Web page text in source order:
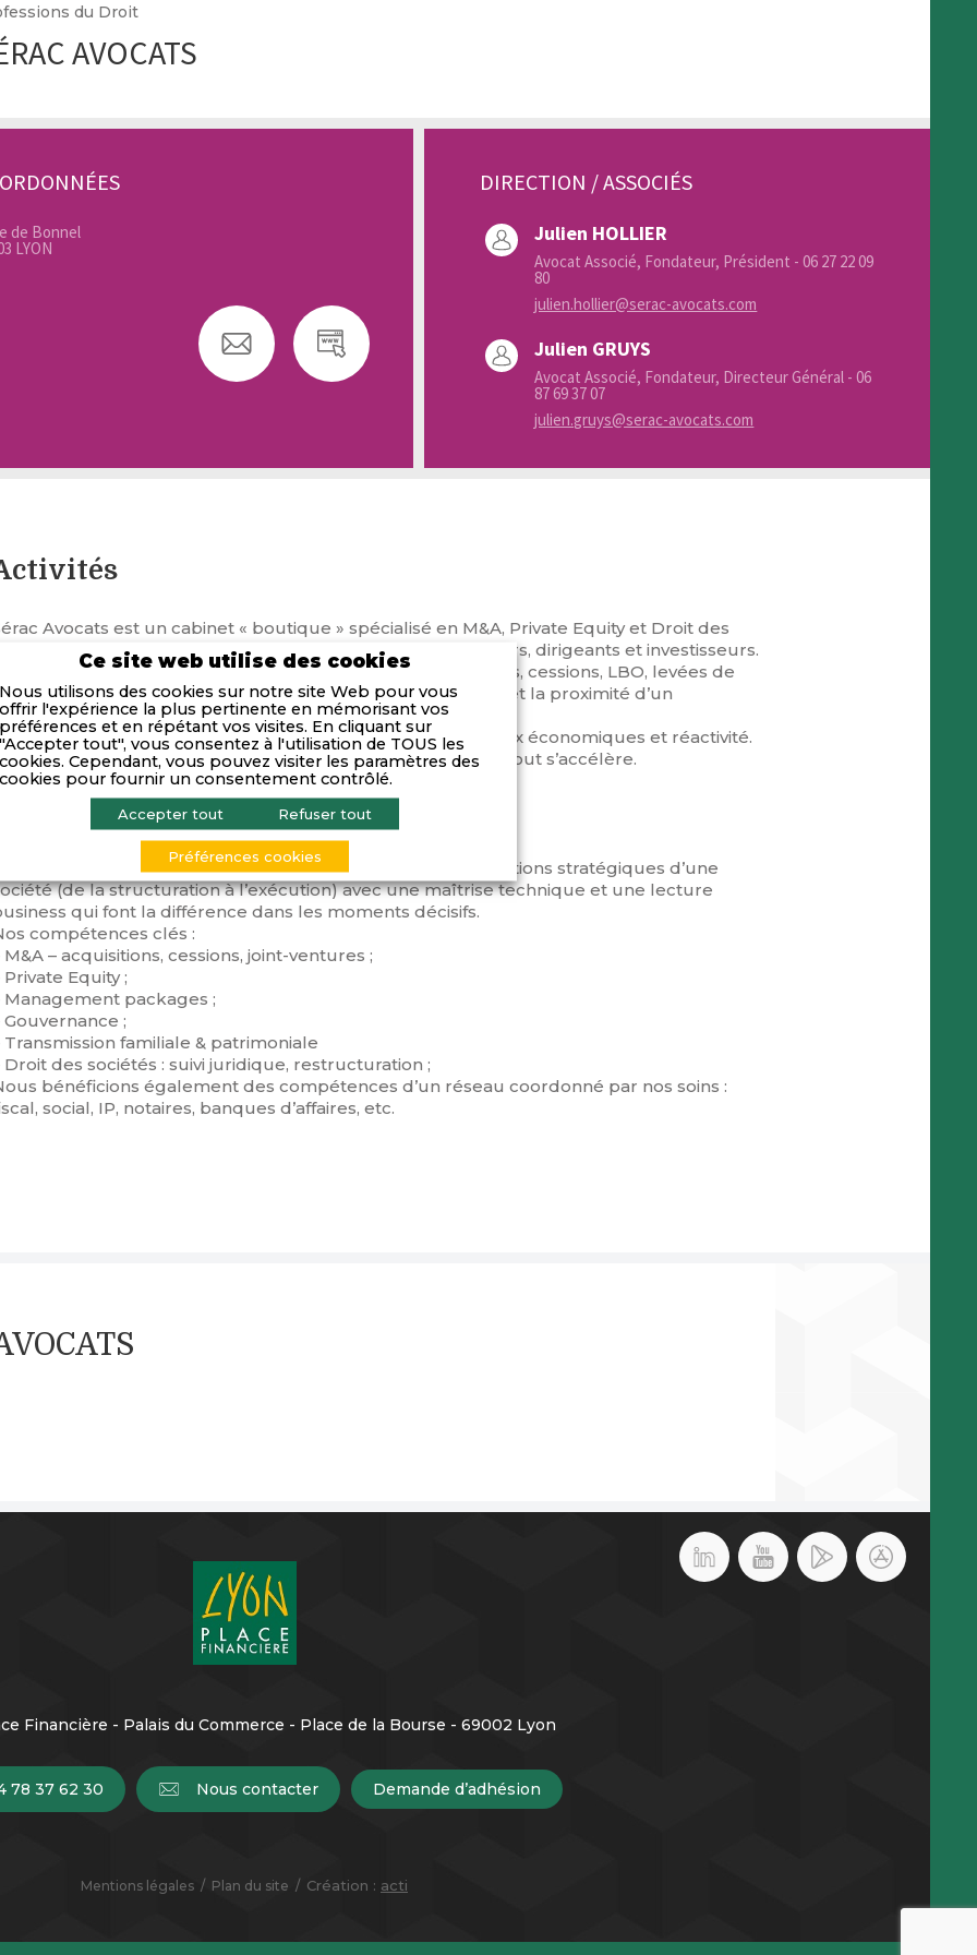
du Droit
AVOCATS
de Bonnel
LYON
DIRECTION / ASSOCIÉS
Julien HOLLIER
Avocat Associé, Fondateur, Président - 06 27 22 09
80
julien.hollier@serac-avocats.com
Julien GRUYS
Avocat Associé, Fondateur, Directeur Général - 06
87 69 37 07
julien.gruys@serac-avocats.com
Avocats est un cabinet « boutique » spécialisé en M&A, Private Equity et Droit des
sociétés, dédié aux opérations stratégiques des entrepreneurs, dirigeants et investisseurs.
Nous intervenons à chaque étape des opérations (acquisitions, cessions, LBO, levées de
fonds, management packages, transmissions) avec l’énergie et la proximité d’un
partenaire pleinement engagé.
Notre approche allie rigueur juridique, lecture fine des enjeux économiques et réactivité.
Un seul objectif : être le conseil sur lequel compter lorsque tout s’accélère.
Compétences
Notre expertise couvre l’ensemble du cycle de vie des opérations stratégiques d’une
(de la structuration à l’exécution) avec une maîtrise technique et une lecture
qui font la différence dans les moments décisifs.
compétences clés :
M&A – acquisitions, cessions, joint-ventures ;
Private Equity ;
Management packages ;
Gouvernance ;
Transmission familiale & patrimoniale
Droit des sociétés : suivi juridique, restructuration ;
bénéficions également des compétences d’un réseau coordonné par nos soins :
social, IP, notaires, banques d’affaires, etc.
Financière - Palais du Commerce - Place de la Bourse - 69002 Lyon
78 37 62 30 Nous contacter Demande d’adhésion
Mentions légales Plan du site Création : acti
Ce site web utilise des cookies
Nous utilisons des cookies sur notre site Web pour vous
offrir l'expérience la plus pertinente en mémorisant vos
préférences et en répétant vos visites. En cliquant sur
"Accepter tout", vous consentez à l'utilisation de TOUS les
cookies. Cependant, vous pouvez visiter les paramètres des
cookies pour fournir un consentement contrôlé.
Accepter tout Refuser tout
Préférences cookies